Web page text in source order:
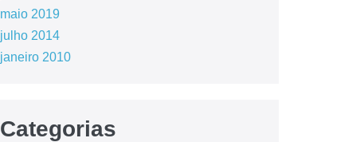
maio 2019
julho 2014
janeiro 2010
Categorias